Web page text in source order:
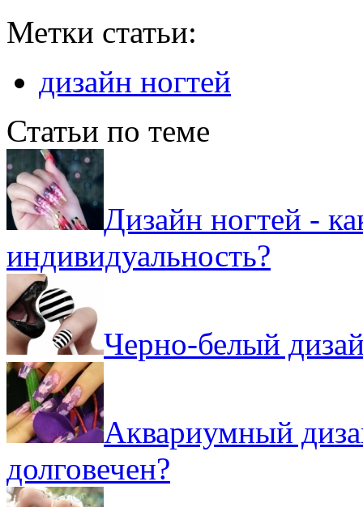
Метки статьи:
дизайн ногтей
Статьи по теме
Дизайн ногтей -
индивидуальность?
Черно-белый
Аквариумный
долговечен?